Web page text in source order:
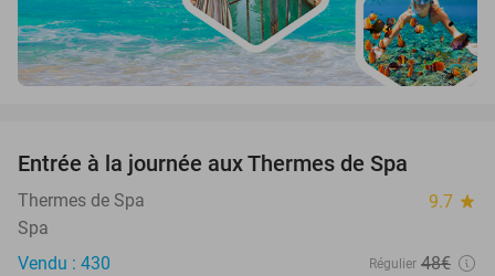
Entrée à la journée aux Thermes de Spa
Thermes de Spa 9.7 star
Spa
Vendu : 430
Régulier 48€